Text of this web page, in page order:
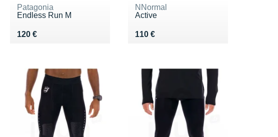
Patagonia
Endless Run M
120 €
Vendu 120 €
NNormal
Active
110 €
Vendu 110 €